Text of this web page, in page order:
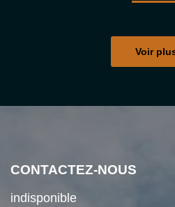
Voir
CONTACTEZ-NOUS
indisponible